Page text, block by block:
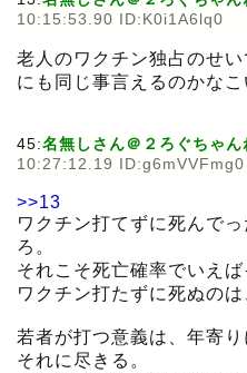
10:15:53.90 ID:K0i1A6lq0
老人のワクチン独占のせ
にも同じ事言えるのかなこ
45:名無しさん＠２ろぐちゃん
10:27:12.19 ID:g6mVVFmg0
>>13
ワクチン打てずに死んで
ろ。
それこそ死亡確率でいえ
ワクチン打たずに死ぬのは
若者が打つ意義は、年寄り
それに尽きる。